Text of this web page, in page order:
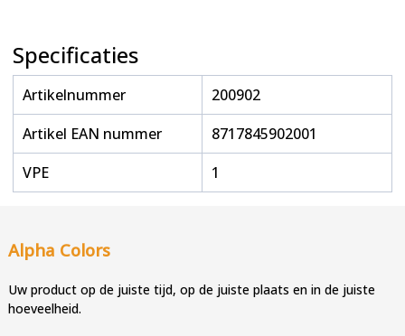
Specificaties
Artikelnummer
200902
Artikel EAN nummer
8717845902001
VPE
1
Alpha Colors
Uw product op de juiste tijd, op de juiste plaats en in de juiste
hoeveelheid.